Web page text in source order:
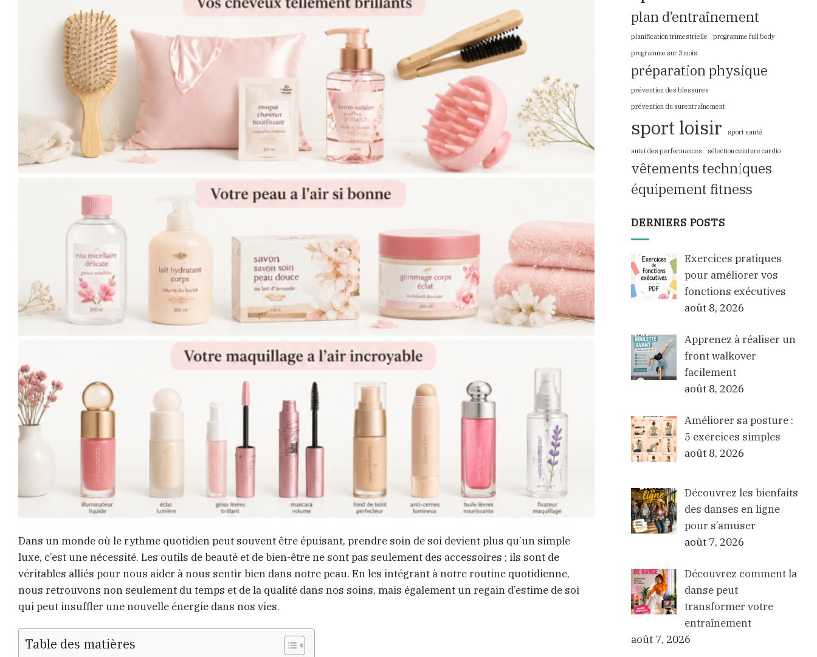
Dans un monde où le rythme quotidien peut souvent être épuisant, prendre soin de soi devient plus qu’un simple
luxe, c’est une nécessité. Les outils de beauté et de bien-être ne sont pas seulement des accessoires ; ils sont de
véritables alliés pour nous aider à nous sentir bien dans notre peau. En les intégrant à notre routine quotidienne,
nous retrouvons non seulement du temps et de la qualité dans nos soins, mais également un regain d’estime de soi
qui peut insuffler une nouvelle énergie dans nos vies.
Table des matières
plan d’entraînement
planification trimestrielle
programme full body
programme sur 3 mois
préparation physique
prévention des blessures
prévention du surentraînement
sport loisir sport santé
suivi des performances sélection ceinture cardio
vêtements techniques
équipement fitness
DERNIERS POSTS
Exercices pratiques
pour améliorer vos
fonctions exécutives
août 8, 2026
Apprenez à réaliser un
front walkover
facilement
août 8, 2026
Améliorer sa posture :
5 exercices simples
août 8, 2026
Découvrez les bienfaits
des danses en ligne
pour s’amuser
août 7, 2026
Découvrez comment la
danse peut
transformer votre
entraînement
août 7, 2026